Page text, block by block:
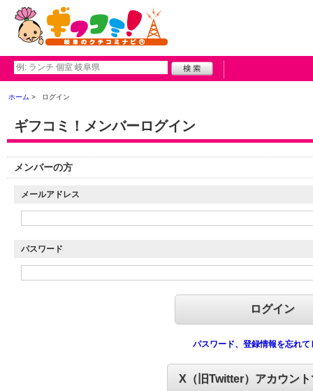
ホーム ログイン
ギフコミ！メンバーログイン
メンバーの方
メールアドレス
パスワード
パスワード、登録情報を忘れて
X（旧Twitter）アカウン